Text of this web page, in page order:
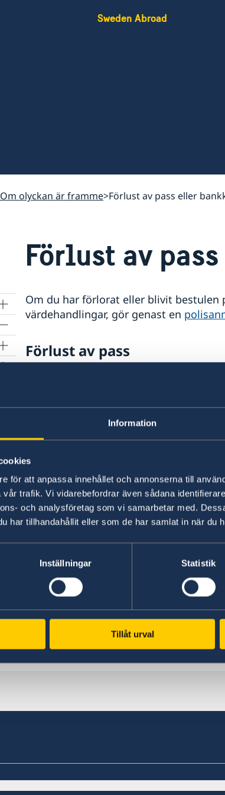
Information
för att anpassa innehållet och annonserna till
trafik. Vi vidarebefordrar även sådana
och analysföretag som vi samarbetar med.
har tillhandahållit eller som de har samlat in när du
Inställningar Statistik
Tillåt urval
Sweden Abroad
Om olyckan är framme Förlust av pass eller
Förlust av
Om du har förlorat eller blivit bestulen
värdehandlingar, gör genast en
Förlust av pass
Om du blivit av med ditt pass kan du
Förlust av bankkort
Spärra kortet genom att ta kontakt
internetbank. Information och
Swedbank
Nordea
Vänligen observera att ambassaden
skickas från Sverige. Istället
boende eller postkontor.
Senast uppdaterad 29 mars 2023, 16.24